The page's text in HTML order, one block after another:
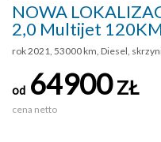
NOWA
2,0 Multijet
rok 2021, 53000 km, Diesel,
od 64900ZŁ
cena netto